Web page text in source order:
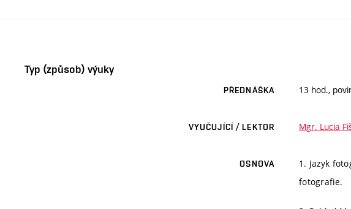
Typ (způsob) výuky
PŘEDNÁŠKA 13 hod.,
VYUČUJÍCÍ / LEKTOR Mgr. Lucia
OSNOVA
1. Jazyk
fotografie.